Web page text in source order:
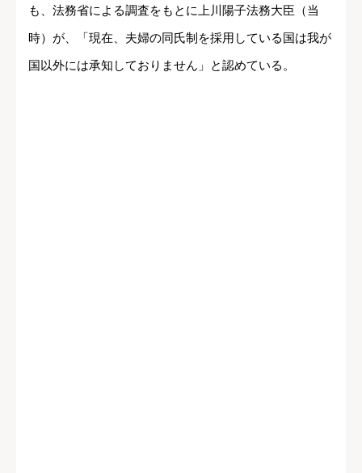
も、法務省による調査をもとに上川陽子法務大臣（当
時）が、「現在、夫婦の同氏制を採用している国は我が
国以外には承知しておりません」と認めている。